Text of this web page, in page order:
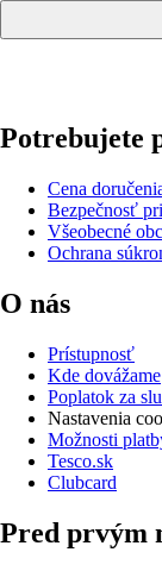
Potrebujete
Cena
Bezpečnosť
Všeobecné
Ochrana
O nás
Prístupnosť
Kde dovážame
Poplatok za
Nastavenia
Možnosti
Tesco.sk
Clubcard
Pred prvým